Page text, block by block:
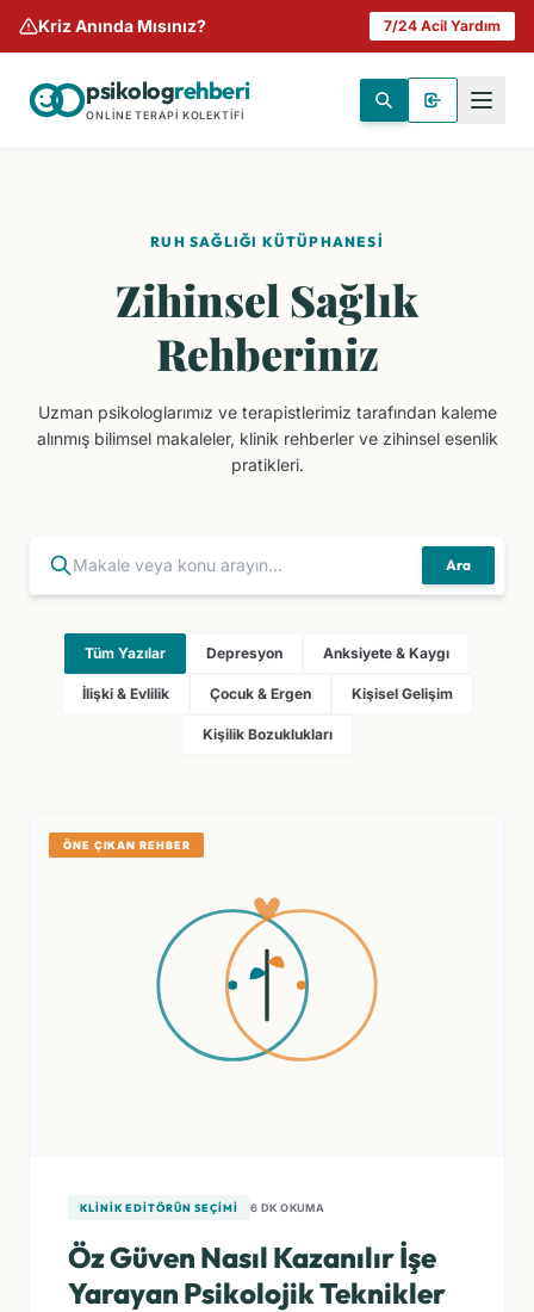
Kriz Anında Mısınız? 7/24 Acil Yardım
psikologrehberi
ONLINE TERAPI KOLEKTIFI
RUH SAĞLIĞI KÜTÜPHANESI
Zihinsel Sağlık
Rehberiniz
Uzman psikologlarımız ve terapistlerimiz tarafından kaleme
alınmış bilimsel makaleler, klinik rehberler ve zihinsel esenlik
pratikleri.
Ara
Tüm Yazılar Depresyon Anksiyete & Kaygı
İlişki & Evlilik Çocuk & Ergen Kişisel Gelişim
Kişilik Bozuklukları
ÖNE ÇIKAN REHBER
KLINIK EDITÖRÜN SEÇIMI 6 DK OKUMA
Öz Güven Nasıl Kazanılır İşe
Yarayan Psikolojik Teknikler